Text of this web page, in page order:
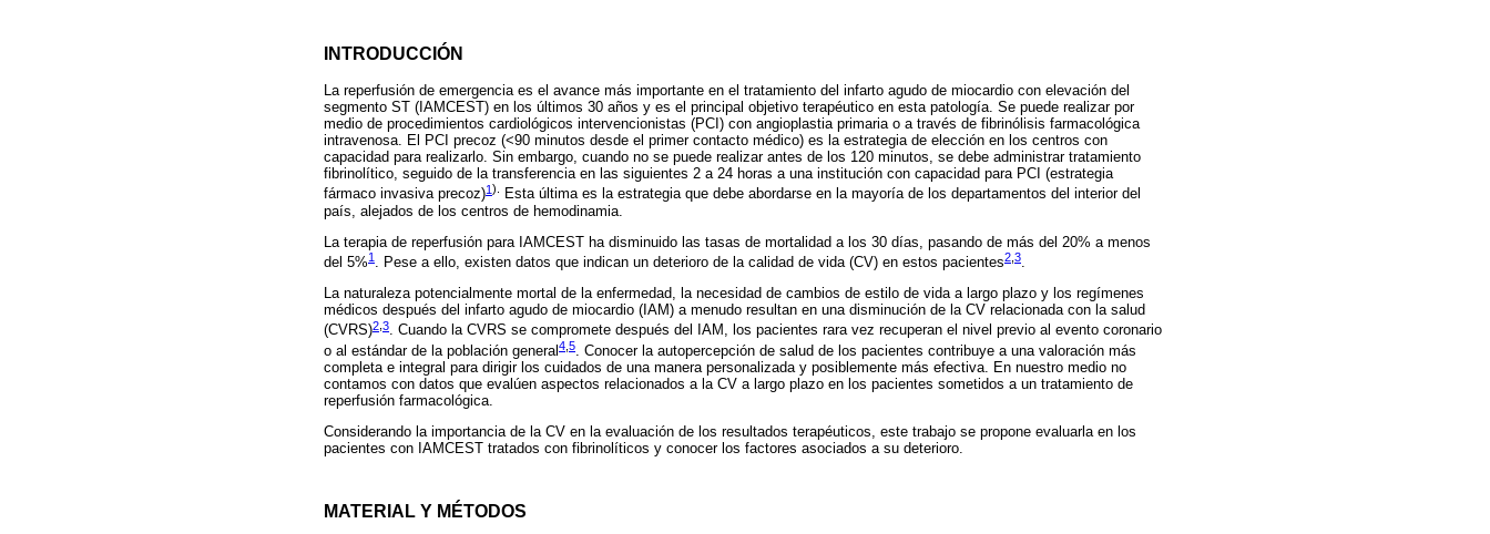
INTRODUCCIÓN
La reperfusión de emergencia es el avance más importante en el tratamiento del infarto agudo de miocardio con elevación del
segmento ST (IAMCEST) en los últimos 30 años y es el principal objetivo terapéutico en esta patología. Se puede realizar por
medio de procedimientos cardiológicos intervencionistas (PCI) con angioplastia primaria o a través de fibrinólisis farmacológica
intravenosa. El PCI precoz (<90 minutos desde el primer contacto médico) es la estrategia de elección en los centros con
capacidad para realizarlo. Sin embargo, cuando no se puede realizar antes de los 120 minutos, se debe administrar tratamiento
fibrinolítico, seguido de la transferencia en las siguientes 2 a 24 horas a una institución con capacidad para PCI (estrategia
fármaco invasiva precoz)1).
Esta última es la estrategia que debe abordarse en la mayoría de los departamentos del interior del
país, alejados de los centros de hemodinamia.
La terapia de reperfusión para IAMCEST ha disminuido las tasas de mortalidad a los 30 días, pasando de más del 20% a menos
del 5%1 . Pese a ello, existen datos que indican un deterioro de la calidad de vida (CV) en estos pacientes2 3.
La naturaleza potencialmente mortal de la enfermedad, la necesidad de cambios de estilo de vida a largo plazo y los regímenes
médicos después del infarto agudo de miocardio (IAM) a menudo resultan en una disminución de la CV relacionada con la salud
(CVRS)2 3. Cuando la CVRS se compromete después del IAM, los pacientes rara vez recuperan el nivel previo al evento coronario
o al estándar de la población general4 5. Conocer la autopercepción de salud de los pacientes contribuye a una valoración más
completa e integral para dirigir los cuidados de una manera personalizada y posiblemente más efectiva. En nuestro medio no
contamos con datos que evalúen aspectos relacionados a la CV a largo plazo en los pacientes sometidos a un tratamiento de
reperfusión farmacológica.
Considerando la importancia de la CV en la evaluación de los resultados terapéuticos, este trabajo se propone evaluarla en los
pacientes con IAMCEST tratados con fibrinolíticos y conocer los factores asociados a su deterioro.
MATERIAL Y MÉTODOS